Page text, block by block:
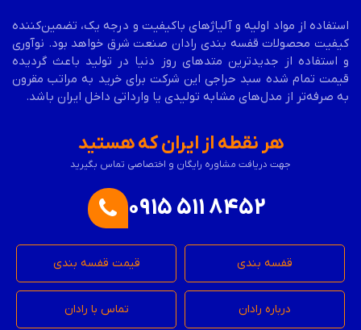
استفاده از مواد اولیه و آلیاژهای باکیفیت و درجه یک، تضمین‌کننده
کیفیت محصولات قفسه بندی رادان صنعت شرق خواهد بود. نوآوری
و استفاده از جدیدترین متدهای روز دنیا در تولید باعث گردیده
قیمت تمام شده سبد حراجی این شرکت برای خرید به مراتب مقرون
به صرفه‌تر از مدل‌های مشابه تولیدی یا وارداتی داخل ایران باشد.
هر نقطه از ایران که هستید
جهت دریافت مشاوره رایگان و اختصاصی تماس بگیرید
0915 511 8452
قفسه بندی قیمت قفسه بندی
درباره رادان تماس با رادان